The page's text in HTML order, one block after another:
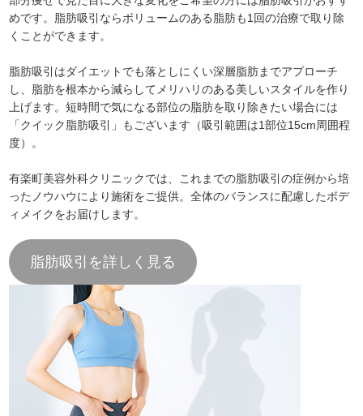
めです。脂肪吸引ならボリュームのある脂肪も1回の治療で取り除
くことができます。
脂肪吸引はダイエットでも落としにくい深層脂肪までアプローチ
し、脂肪を根本から減らしてメリハリのある美しいスタイルを作り
上げます。短時間で気になる部位の脂肪を取り除きたい場合には
「クイック脂肪吸引」もございます（吸引範囲は1部位15cm周囲程
度）。
有楽町美容外科クリニックでは、これまでの脂肪吸引の症例から培
ったノウハウにより施術をご提供。全体のバランスに配慮したボデ
ィメイクをお届けします。
脂肪吸引を詳しく見る